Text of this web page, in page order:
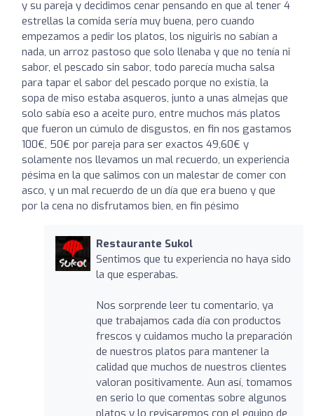
y su pareja y decidimos cenar pensando en que al tener 4
estrellas la comida sería muy buena, pero cuando
empezamos a pedir los platos, los niguiris no sabían a
nada, un arroz pastoso que solo llenaba y que no tenía ni
sabor, el pescado sin sabor, todo parecía mucha salsa
para tapar el sabor del pescado porque no existía, la
sopa de miso estaba asqueros, junto a unas almejas que
solo sabía eso a aceite puro, entre muchos más platos
que fueron un cúmulo de disgustos, en fin nos gastamos
100€, 50€ por pareja para ser exactos 49,60€ y
solamente nos llevamos un mal recuerdo, un experiencia
pésima en la que salimos con un malestar de comer con
asco, y un mal recuerdo de un día que era bueno y que
por la cena no disfrutamos bien, en fin pésimo
Restaurante Sukol
Sentimos que tu experiencia no haya sido
la que esperabas.
Nos sorprende leer tu comentario, ya
que trabajamos cada día con productos
frescos y cuidamos mucho la preparación
de nuestros platos para mantener la
calidad que muchos de nuestros clientes
valoran positivamente. Aun así, tomamos
en serio lo que comentas sobre algunos
platos y lo revisaremos con el equipo de